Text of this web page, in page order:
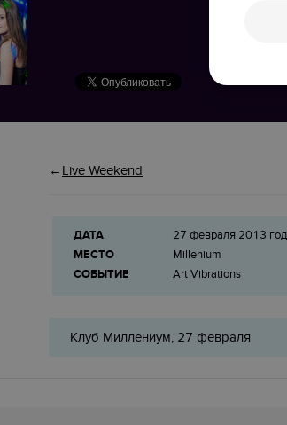
Live Weekend
ДАТА
27 февраля 2013
МЕСТО
Millenium
СОБЫТИЕ
Art Vibrations
Клуб Миллениум, 27 февраля